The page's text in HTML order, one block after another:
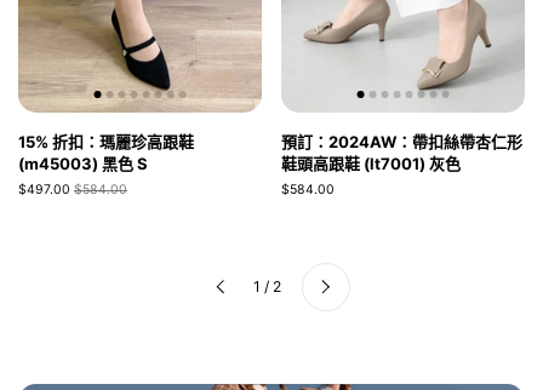
15% 折扣：瑪麗珍高跟鞋
(m45003) 黑色 S
$497.00 $584.00
預訂：2024AW：帶扣絲帶杏仁形
鞋頭高跟鞋 (lt7001) 灰色
$584.00
上一步 1 / 2 下一步